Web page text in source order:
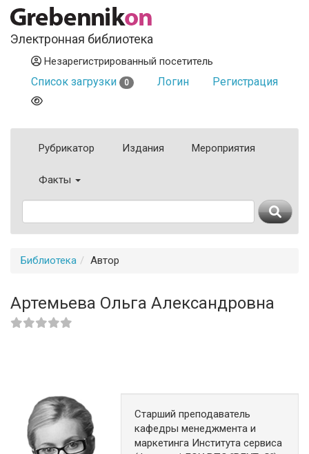
Электронная библиотека
Незарегистрированный посетитель
Список загрузки 0 Логин Регистрация
Рубрикатор Издания Мероприятия
Факты
Библиотека Автор
Артемьева Ольга Александровна
Старший преподаватель
кафедры менеджмента и
маркетинга Института сервиса